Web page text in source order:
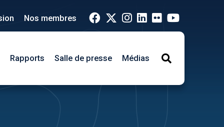
Nos membres
Rapports Salle de presse Médias
Search